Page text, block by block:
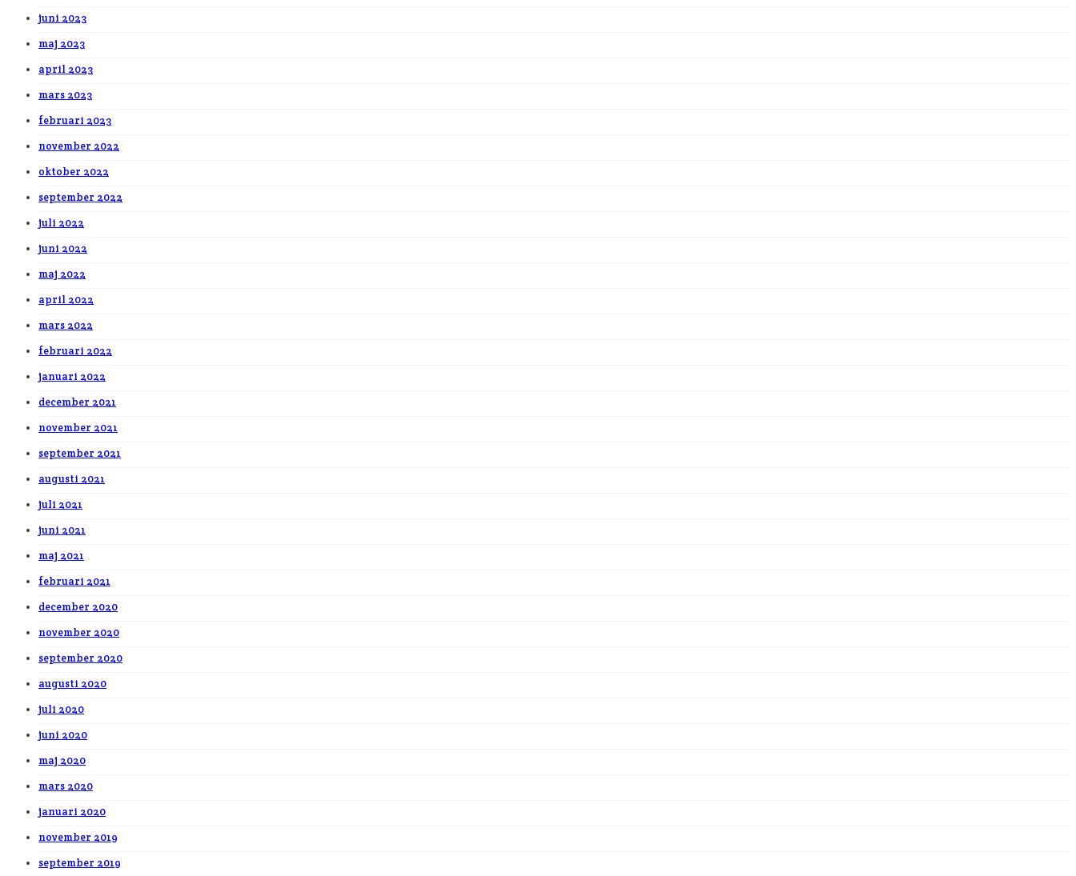
juni 2023
maj 2023
april 2023
mars 2023
februari 2023
november 2022
oktober 2022
september 2022
juli 2022
juni 2022
maj 2022
april 2022
mars 2022
februari 2022
januari 2022
december 2021
november 2021
september 2021
augusti 2021
juli 2021
juni 2021
maj 2021
februari 2021
december 2020
november 2020
september 2020
augusti 2020
juli 2020
juni 2020
maj 2020
mars 2020
januari 2020
november 2019
september 2019